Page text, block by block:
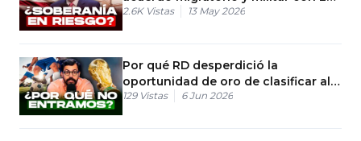
UU.
2.6K Vistas 13 May 2026
Por qué RD desperdició la
oportunidad de oro de clasificar al
Mundial 2026
129 Vistas 6 Jun 2026